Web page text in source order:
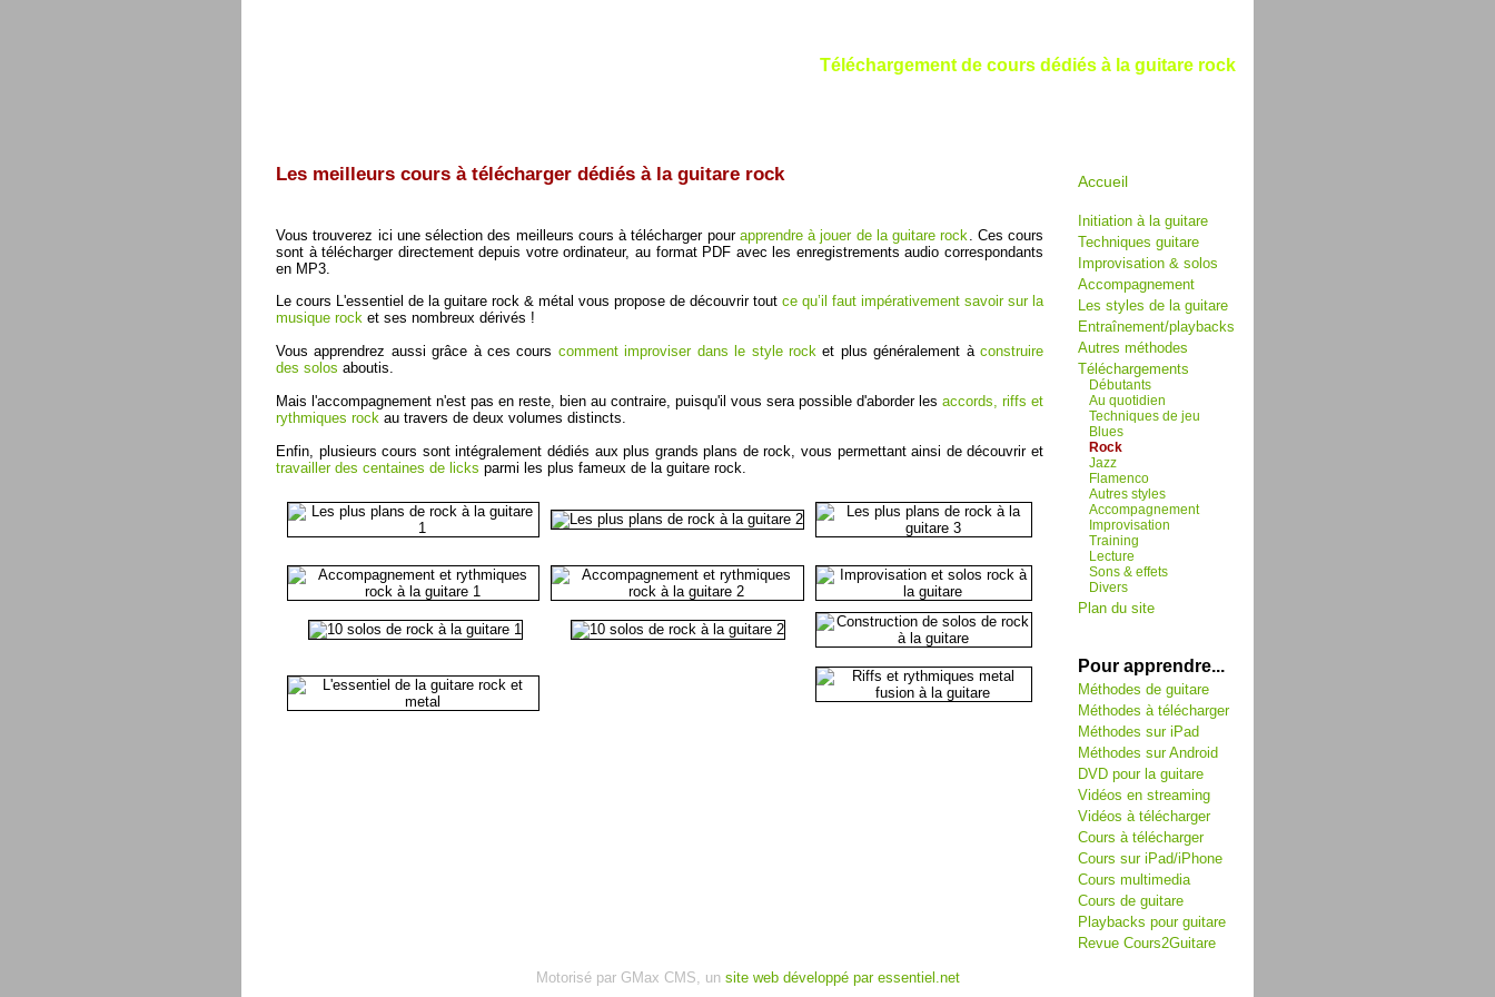
Téléchargement de cours dédiés à la guitare rock
Les meilleurs cours à télécharger dédiés à la guitare rock
Vous trouverez ici une sélection des meilleurs cours à télécharger pour apprendre à jouer de la guitare rock. Ces cours
sont à télécharger directement depuis votre ordinateur, au format PDF avec les enregistrements audio correspondants
en MP3.
Le cours L'essentiel de la guitare rock & métal vous propose de découvrir tout ce qu’il faut impérativement savoir sur la
musique rock et ses nombreux dérivés !
Vous apprendrez aussi grâce à ces cours comment improviser dans le style rock et plus généralement àconstruire
des solos aboutis.
Mais l'accompagnement n'est pas en reste, bien au contraire, puisqu'il vous sera possible d'aborder les accords, riffs et
rythmiques rock au travers de deux volumes distincts.
Enfin, plusieurs cours sont intégralement dédiés aux plus grands plans de rock, vous permettant ainsi de découvrir et
travailler des centaines de licks parmi les plus fameux de la guitare rock.
Accueil
Initiation à la guitare
Techniques guitare
Improvisation & solos
Accompagnement
Les styles de la guitare
Entraînement/playbacks
Autres méthodes
Téléchargements
Débutants
Au quotidien
Techniques de jeu
Blues
Rock
Jazz
Flamenco
Autres styles
Accompagnement
Improvisation
Training
Lecture
Sons & effets
Divers
Plan du site
Pour apprendre...
Méthodes de guitare
Méthodes à télécharger
Méthodes sur iPad
Méthodes sur Android
DVD pour la guitare
Vidéos en streaming
Vidéos à télécharger
Cours à télécharger
Cours sur iPad/iPhone
Cours multimedia
Cours de guitare
Playbacks pour guitare
Revue Cours2Guitare
Motorisé par GMax CMS, un site web développé par essentiel.net